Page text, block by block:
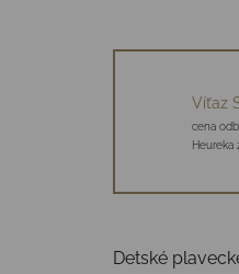
Víťaz
cena
Heureka
Detské